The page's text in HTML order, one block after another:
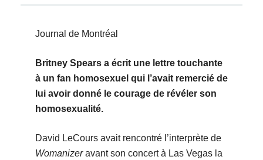
Journal de Montréal
Britney Spears a écrit une lettre touchante
à un fan homosexuel qui l’avait remercié de
lui avoir donné le courage de révéler son
homosexualité.
David LeCours avait rencontré l’interprète de
Womanizeravant son concert à Las Vegas la